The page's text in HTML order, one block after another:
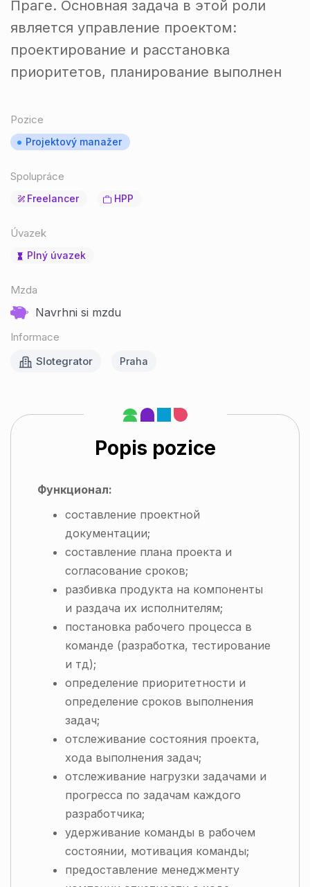
Праге. Основная задача в этой роли
является управление проектом:
проектирование и расстановка
приоритетов, планирование выполнен
Pozice
Projektový manažer
Spolupráce
Freelancer HPP
Úvazek
Plný úvazek
Mzda
Navrhni si mzdu
Informace
Slotegrator
Praha
Popis pozice
Функционал:
составление проектной
документации;
составление плана проекта и
согласование сроков;
разбивка продукта на компоненты
и раздача их исполнителям;
постановка рабочего процесса в
команде (разработка, тестирование
и тд);
определение приоритетности и
определение сроков выполнения
задач;
отслеживание состояния проекта,
хода выполнения задач;
отслеживание нагрузки задачами и
прогресса по задачам каждого
разработчика;
удерживание команды в рабочем
состоянии, мотивация команды;
предоставление менеджменту